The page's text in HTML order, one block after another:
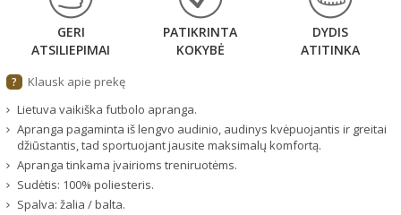
GERI
ATSILIEPIMAI
PATIKRINTA
KOKYBĖ
DYDIS
ATITINKA
?
Klausk apie prekę
Lietuva vaikiška futbolo apranga.
Apranga pagaminta iš lengvo audinio, audinys kvėpuojantis ir greitai
džiūstantis, tad sportuojant jausite maksimalų komfortą.
Apranga tinkama įvairioms treniruotėms.
Sudėtis: 100% poliesteris.
Spalva: žalia / balta.